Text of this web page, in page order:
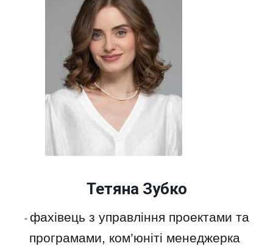
Тетяна Зубко
- фахівець з управління проектами та
програмами, ком’юніті менеджерка